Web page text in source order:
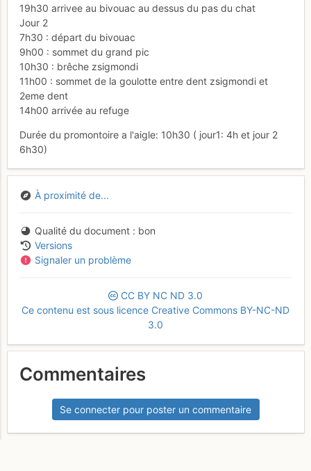
19h30 arrivee au bivouac au dessus du pas du chat
Jour 2
7h30 : départ du bivouac
9h00 : sommet du grand pic
10h30 : brêche zsigmondi
11h00 : sommet de la goulotte entre dent zsigmondi et
2eme dent
14h00 arrivée au refuge
Durée du promontoire a l'aigle: 10h30 ( jour1: 4h et jour 2
6h30)
À proximité de...
Qualité du document
bon
Versions
Signaler un problème
CC BY NC ND 3.0
Ce contenu est sous licence Creative Commons BY-NC-ND
3.0
Commentaires
Se connecter pour poster un commentaire